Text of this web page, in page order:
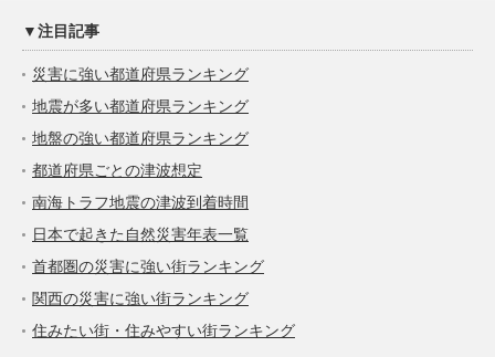
▼注目記事
災害に強い都道府県ランキング
地震が多い都道府県ランキング
地盤の強い都道府県ランキング
都道府県ごとの津波想定
南海トラフ地震の津波到着時間
日本で起きた自然災害年表一覧
首都圏の災害に強い街ランキング
関西の災害に強い街ランキング
住みたい街・住みやすい街ランキング